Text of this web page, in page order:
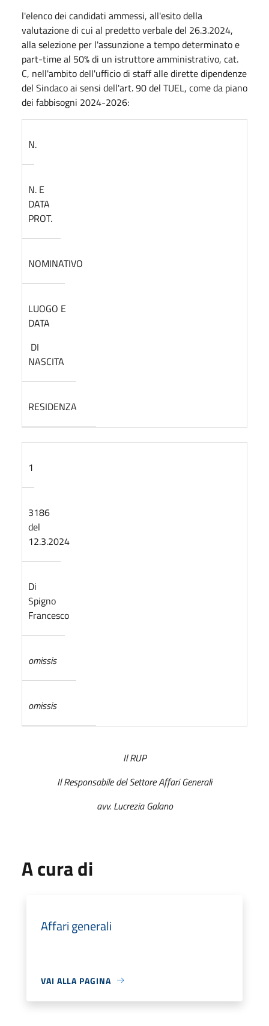
l'elenco dei candidati ammessi, all'esito della
valutazione di cui al predetto verbale del 26.3.2024,
alla selezione per l'assunzione a tempo determinato e
part-time al 50% di un istruttore amministrativo, cat.
C, nell'ambito dell'ufficio di staff alle dirette dipendenze
del Sindaco ai sensi dell'art. 90 del TUEL, come da piano
dei fabbisogni 2024-2026:
N.
N. E
DATA
PROT.
NOMINATIVO
LUOGO E
DATA
DI
NASCITA
RESIDENZA
1
3186
del
12.3.2024
Di
Spigno
Francesco
omissis
omissis
Il RUP
Il Responsabile del Settore Affari Generali
avv. Lucrezia Galano
A cura di
Affari generali
VAI ALLA PAGINA